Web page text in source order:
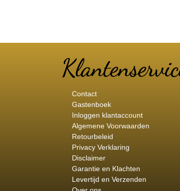
Contact
Gastenboek
Inloggen klantaccount
Algemene Voorwaarden
Retourbeleid
Privacy Verklaring
Disclaimer
Garantie en Klachten
Levertijd en Verzenden